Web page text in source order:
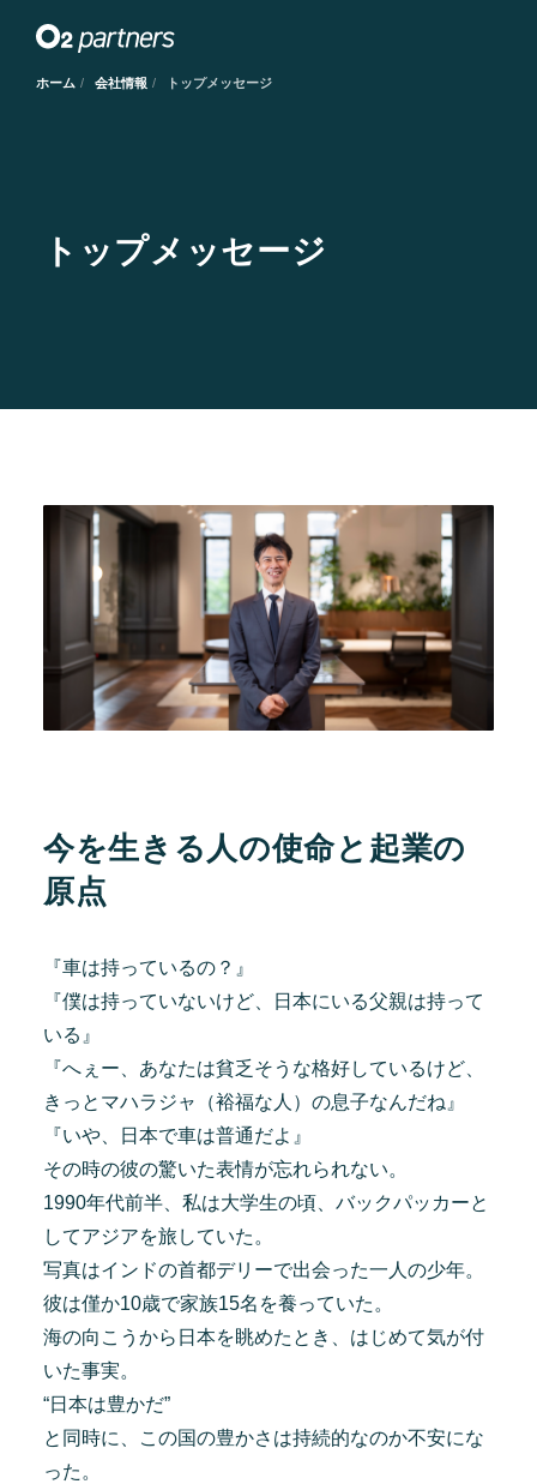
ホーム 会社情報 トップメッセージ
トップメッセージ
今を生きる人の使命と起業の
原点
『車は持っているの？』
『僕は持っていないけど、日本にいる父親は持って
いる』
『へぇー、あなたは貧乏そうな格好しているけど、
きっとマハラジャ（裕福な人）の息子なんだね』
『いや、日本で車は普通だよ』
その時の彼の驚いた表情が忘れられない。
1990年代前半、私は大学生の頃、バックパッカーと
してアジアを旅していた。
写真はインドの首都デリーで出会った一人の少年。
彼は僅か10歳で家族15名を養っていた。
海の向こうから日本を眺めたとき、はじめて気が付
いた事実。
“日本は豊かだ”
と同時に、この国の豊かさは持続的なのか不安にな
った。